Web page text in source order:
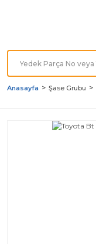
Anasayfa Şase Grubu